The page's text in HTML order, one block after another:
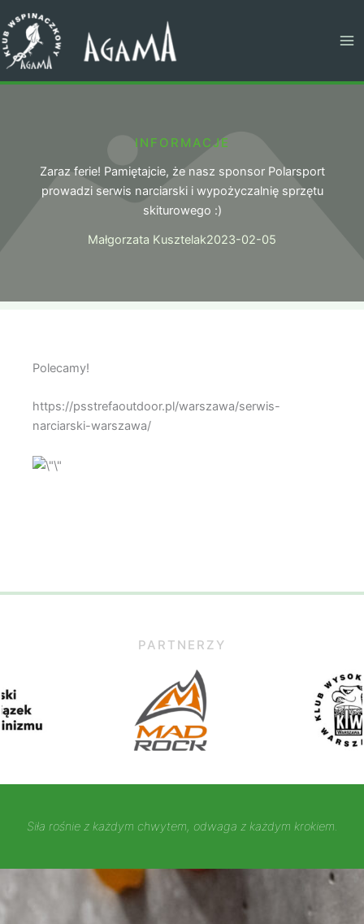
do
treści
INFORMACJE
Zaraz ferie! Pamiętajcie, że nasz sponsor Polarsport
prowadzi serwis narciarski i wypożyczalnię sprzętu
skiturowego :)
Małgorzata Kusztelak2023-02-05
Polecamy!
https://psstrefaoutdoor.pl/warszawa/serwis-
narciarski-warszawa/
PARTNERZY
Siła rośnie z każdym chwytem, odwaga z każdym krokiem.